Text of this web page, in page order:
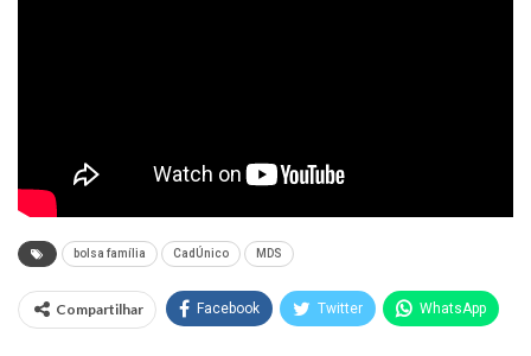
bolsa família CadÚnico MDS
Compartilhar Facebook Twitter WhatsApp